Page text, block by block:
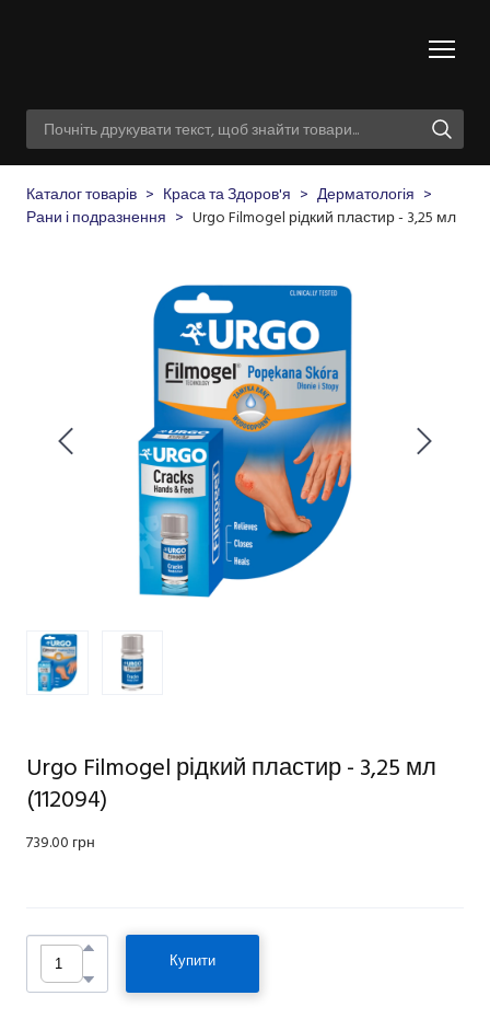
Каталог товарів Краса та Здоров'я
Дерматологія
Рани і подразнення
Urgo Filmogel рідкий пластир - 3,25 мл
Urgo Filmogel рідкий пластир - 3,25 мл
(112094)
739.00 грн
Купити